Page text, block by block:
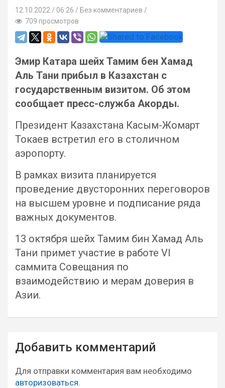
12.10.2022 06:26 / Без комментариев
709 просмотров
Эмир Катара шейх Тамим бен Хамад
Аль Тани прибыл в Казахстан с
государственным визитом. Об этом
сообщает пресс-служба Акорды.
Президент Казахстана Касым-Жомарт
Токаев встретил его в столичном
аэропорту.
В рамках визита планируется
проведение двусторонних переговоров
на высшем уровне и подписание ряда
важных документов.
13 октября шейх Тамим бин Хамад Аль
Тани примет участие в работе VI
саммита Совещания по
взаимодействию и мерам доверия в
Азии.
Навигация
по
записям
Добавить комментарий
Для отправки комментария вам необходимо
авторизоваться.